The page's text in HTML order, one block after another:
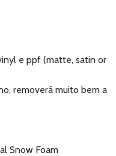
e ppf (matte, satin or
removerá muito bem a
Snow Foam